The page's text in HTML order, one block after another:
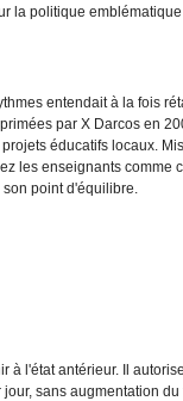
la politique
entendait à la fois
par X Darcos en
éducatifs locaux.
les enseignants comme
point d'équilibre.
à l'état antérieur. Il
sans augmentation